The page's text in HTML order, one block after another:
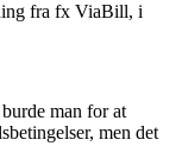
fra fx ViaBill, i
man for at
men det